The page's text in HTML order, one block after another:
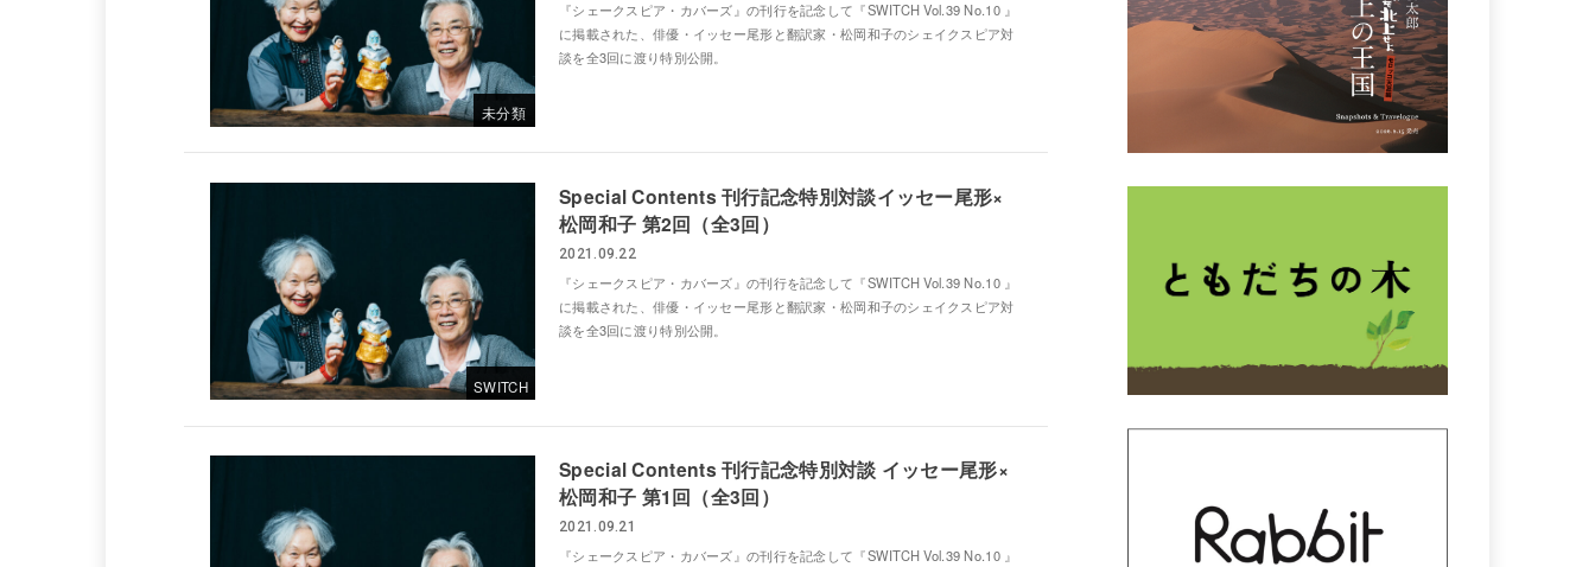
未分類
『シェークスピア・カバーズ』の刊行を記念して『SWITCH Vol.39 No.10 』
に掲載された、俳優・イッセー尾形と翻訳家・松岡和子のシェイクスピア対
談を全3回に渡り特別公開。
SWITCH
Special Contents 刊行記念特別対談イッセー尾形×
松岡和子 第2回（全3回）
2021.09.22
『シェークスピア・カバーズ』の刊行を記念して『SWITCH Vol.39 No.10 』
に掲載された、俳優・イッセー尾形と翻訳家・松岡和子のシェイクスピア対
談を全3回に渡り特別公開。
Special Contents 刊行記念特別対談 イッセー尾形×
松岡和子 第1回（全3回）
2021.09.21
『シェークスピア・カバーズ』の刊行を記念して『SWITCH Vol.39 No.10 』